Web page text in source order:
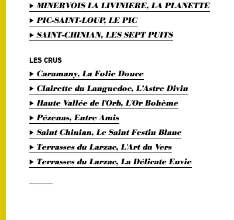
MINERVOIS LA LIVINIERE, LA PLANETTE
PIC-SAINT-LOUP, LE PIC
SAINT-CHINIAN, LES SEPT PUITS
LES CRUS
Caramany, La Folie Douce
Clairette du Languedoc, L’Astre Divin
Haute Vallée de l'Orb, L'Or Bohème
Pézenas, Entre Amis
Saint Chinian, Le Saint Festin Blanc
Terrasses du Larzac, L'Art du Vers
Terrasses du Larzac, La Délicate Envie